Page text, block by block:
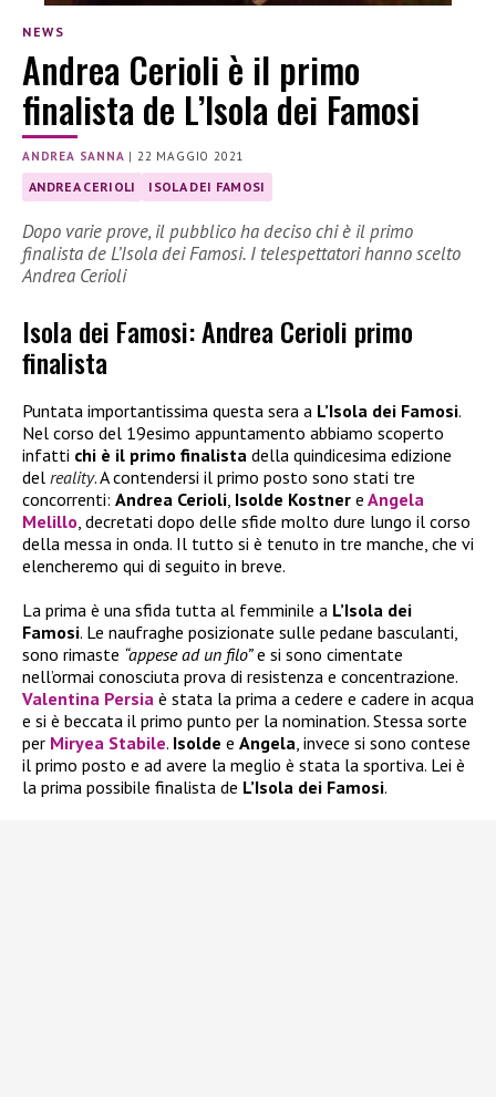
NEWS
Andrea Cerioli è il primo
finalista de L’Isola dei Famosi
ANDREA SANNA |22 MAGGIO 2021
ANDREA CERIOLI ISOLA DEI FAMOSI
Dopo varie prove, il pubblico ha deciso chi è il primo
finalista de L’Isola dei Famosi. I telespettatori hanno scelto
Andrea Cerioli
Isola dei Famosi: Andrea Cerioli primo
finalista
Puntata importantissima questa sera a L’Isola dei Famosi.
Nel corso del 19esimo appuntamento abbiamo scoperto
infatti chi è il primo finalista della quindicesima edizione
del reality. A contendersi il primo posto sono stati tre
concorrenti: Andrea Cerioli, Isolde Kostner e Angela
Melillo, decretati dopo delle sfide molto dure lungo il corso
della messa in onda. Il tutto si è tenuto in tre manche, che vi
elencheremo qui di seguito in breve.
La prima è una sfida tutta al femminile a L’Isola dei
Famosi. Le naufraghe posizionate sulle pedane basculanti,
sono rimaste “appese ad un filo”e si sono cimentate
nell’ormai conosciuta prova di resistenza e concentrazione.
Valentina Persia è stata la prima a cedere e cadere in acqua
e si è beccata il primo punto per la nomination. Stessa sorte
per Miryea Stabile. Isolde e Angela, invece si sono contese
il primo posto e ad avere la meglio è stata la sportiva. Lei è
la prima possibile finalista de L’Isola dei Famosi.